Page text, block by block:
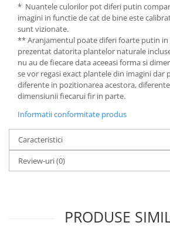
* Nuantele culorilor pot diferi putin
imagini in functie de cat de bine este
sunt vizionate.
** Aranjamentul poate diferi foarte putin in
prezentat datorita plantelor naturale
nu au de fiecare data aceeasi forma si
se vor regasi exact plantele din imagini dar
diferente in pozitionarea acestora,
dimensiunii fiecarui fir in parte.
Informatii conformitate produs
Caracteristici
Review-uri(0)
PRODUSE